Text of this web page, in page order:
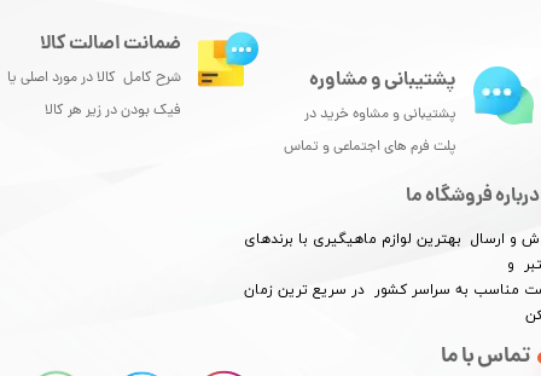
درباره فروشگاه ما
و ارسال بهترین لوازم ماهیگیری با برندهای
و
مناسب به سراسر کشور در سریع ترین زمان
تماس با ما
پشتیبانی و مشاوره
پشتیبانی و مشاوه خرید در
پلت فرم های اجتماعی و تماس
ضمانت اصالت کالا
شرح کامل کالا در مورد اصلی یا
فیک بودن در زیر هر کالا